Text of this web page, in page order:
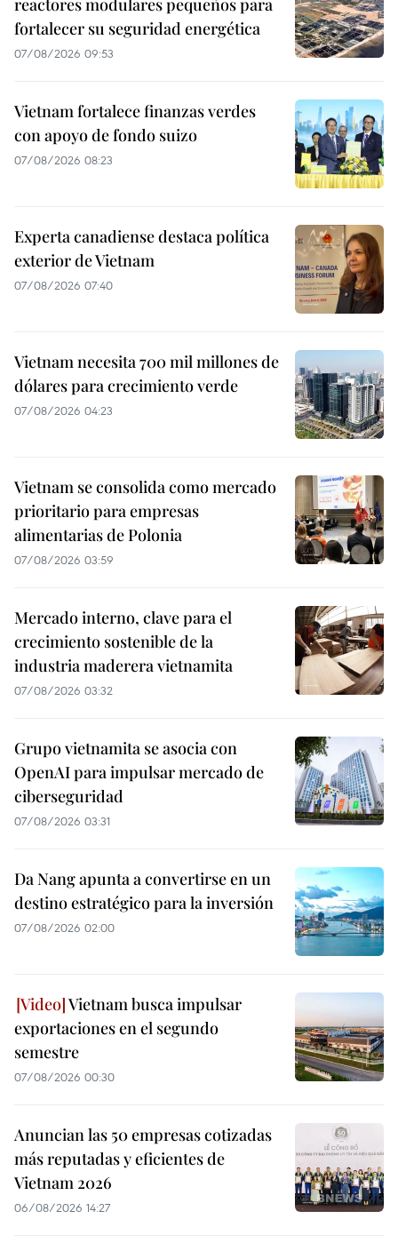
reactores modulares pequeños para
fortalecer su seguridad energética
07/08/2026 09:53
Vietnam fortalece finanzas verdes
con apoyo de fondo suizo
07/08/2026 08:23
Experta canadiense destaca política
exterior de Vietnam
07/08/2026 07:40
Vietnam necesita 700 mil millones de
dólares para crecimiento verde
07/08/2026 04:23
Vietnam se consolida como mercado
prioritario para empresas
alimentarias de Polonia
07/08/2026 03:59
Mercado interno, clave para el
crecimiento sostenible de la
industria maderera vietnamita
07/08/2026 03:32
Grupo vietnamita se asocia con
OpenAI para impulsar mercado de
ciberseguridad
07/08/2026 03:31
Da Nang apunta a convertirse en un
destino estratégico para la inversión
07/08/2026 02:00
Vietnam busca impulsar
exportaciones en el segundo
semestre
07/08/2026 00:30
Anuncian las 50 empresas cotizadas
más reputadas y eficientes de
Vietnam 2026
06/08/2026 14:27